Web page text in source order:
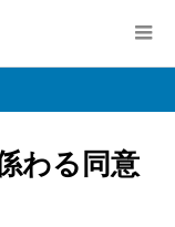
わる同意